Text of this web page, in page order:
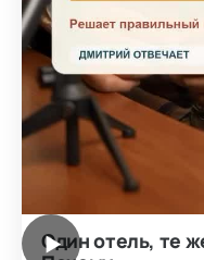
▶
Один отель, те